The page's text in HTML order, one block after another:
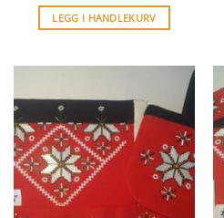
LEGG I HANDLEKURV